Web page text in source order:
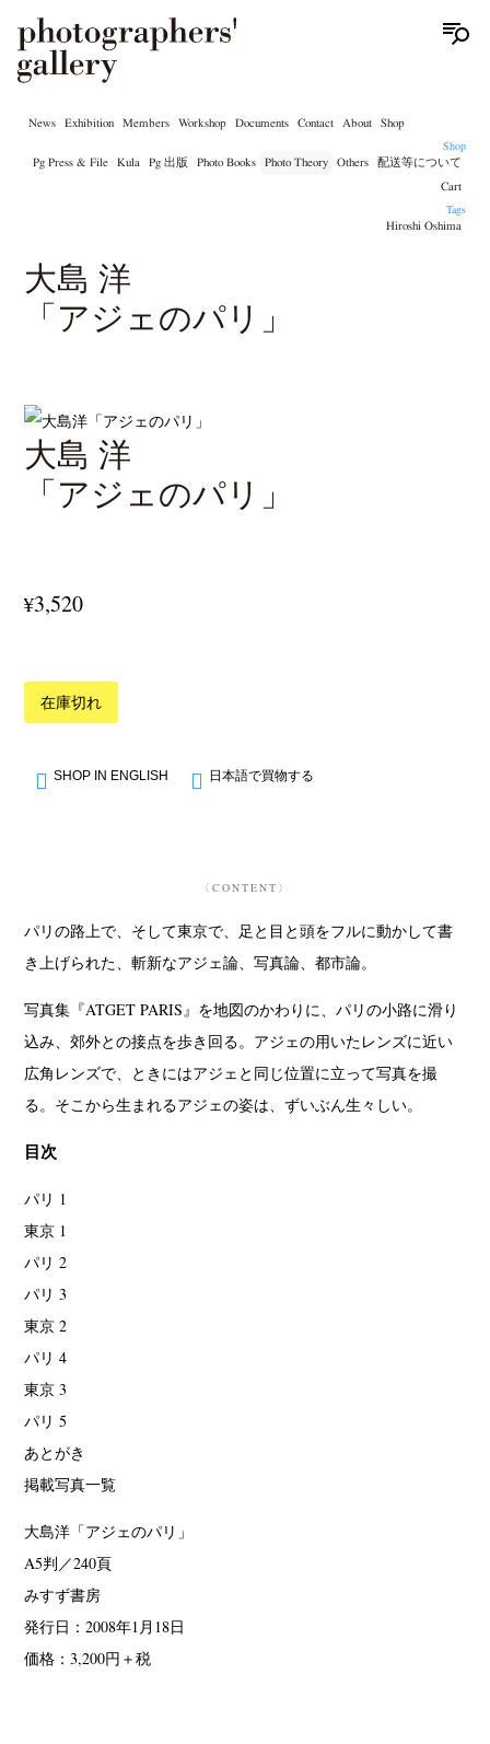
News Exhibition Members Workshop Documents Contact About Shop
Shop
Pg Press & File Kula Pg 出版 Photo Books Photo Theory Others
配送等について
Cart
Tags
Hiroshi Oshima
大島 洋
「アジェのパリ」
大島 洋
「アジェのパリ」
¥3,520
在庫切れ
SHOP IN ENGLISH 日本語で買物する
〈CONTENT〉
パリの路上で、そして東京で、足と目と頭をフルに動かして書
き上げられた、斬新なアジェ論、写真論、都市論。
写真集『ATGET PARIS』を地図のかわりに、パリの小路に滑り
込み、郊外との接点を歩き回る。アジェの用いたレンズに近い
広角レンズで、ときにはアジェと同じ位置に立って写真を撮
る。そこから生まれるアジェの姿は、ずいぶん生々しい。
目次
パリ 1
東京 1
パリ 2
パリ 3
東京 2
パリ 4
東京 3
パリ 5
あとがき
掲載写真一覧
大島洋「アジェのパリ」
A5判／240頁
みすず書房
発行日：2008年1月18日
価格：3,200円＋税